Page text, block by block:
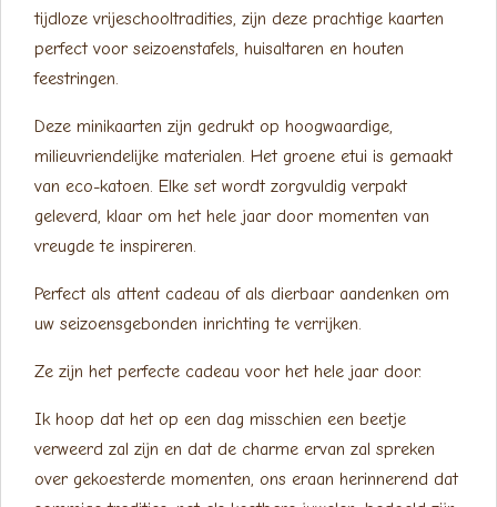
tijdloze vrijeschooltradities, zijn deze prachtige kaarten
perfect voor seizoenstafels, huisaltaren en houten
feestringen.
Deze minikaarten zijn gedrukt op hoogwaardige,
milieuvriendelijke materialen. Het groene etui is gemaakt
van eco-katoen. Elke set wordt zorgvuldig verpakt
geleverd, klaar om het hele jaar door momenten van
vreugde te inspireren.
Perfect als attent cadeau of als dierbaar aandenken om
uw seizoensgebonden inrichting te verrijken.
Ze zijn het perfecte cadeau voor het hele jaar door.
Ik hoop dat het op een dag misschien een beetje
verweerd zal zijn en dat de charme ervan zal spreken
over gekoesterde momenten, ons eraan herinnerend dat